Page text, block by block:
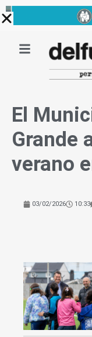
Ir
al
El
Grande
verano
03/02/2026 10:33